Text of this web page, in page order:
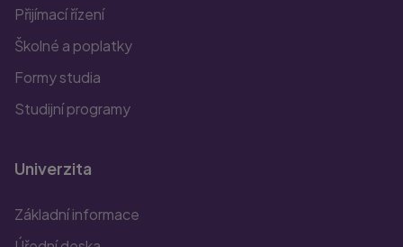
Přijímací řízení
Školné a poplatky
Formy studia
Studijní programy
Univerzita
Základní informace